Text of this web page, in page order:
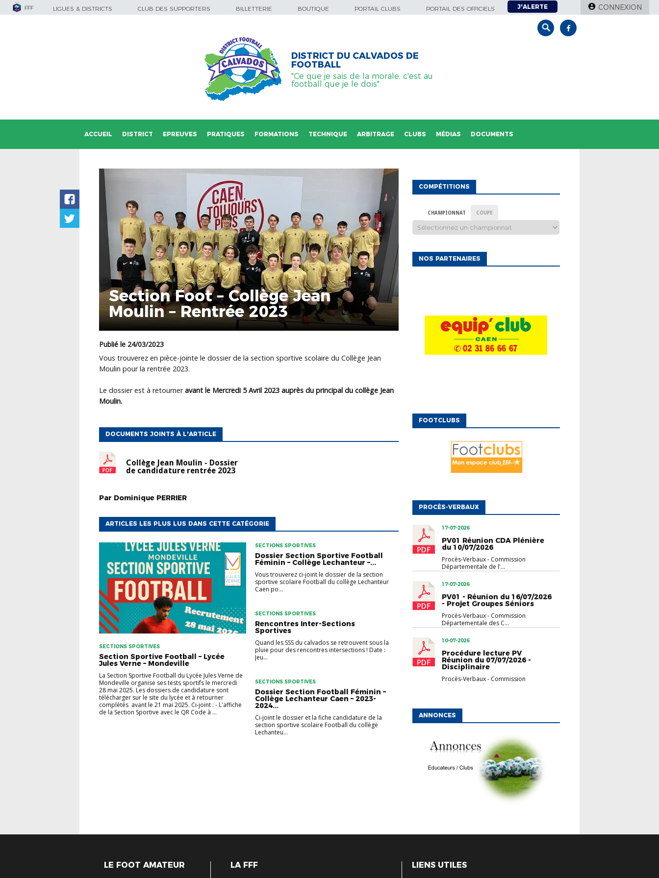
FFF LIGUES & DISTRICTS CLUB DES SUPPORTERS BILLETTERIE BOUTIQUE PORTAIL CLUBS PORTAIL DES OFFICIELS J'ALERTE CONNEXION
DISTRICT DU CALVADOS DE
FOOTBALL
"Ce que je sais de la morale, c'est au
football que je le dois"
ACCUEIL DISTRICT EPREUVES PRATIQUES FORMATIONS TECHNIQUE ARBITRAGE CLUBS MÉDIAS DOCUMENTS
Section Foot – Collège Jean
Moulin – Rentrée 2023
Publié le 24/03/2023
Vous trouverez en pièce-jointe le dossier de la section sportive scolaire du Collège Jean
Moulin pour la rentrée 2023.
Le dossier est à retourneravant le Mercredi 5 Avril 2023 auprès du principal du collège Jean
Moulin.
DOCUMENTS JOINTS À L'ARTICLE
Collège Jean Moulin - Dossier
de candidature rentrée 2023
Par Dominique PERRIER
ARTICLES LES PLUS LUS DANS CETTE CATÉGORIE
SECTIONS SPORTIVES
Section Sportive Football – Lycée
Jules Verne – Mondeville
La Section Sportive Football du Lycée Jules Verne de
Mondeville organise ses tests sportifs le mercredi
28 mai 2025. Les dossiers de candidature sont
télécharger sur le site du lycée et à retourner
complétés avant le 21 mai 2025. Ci-joint : - L'affiche
de la Section Sportive avec le QR Code à ...
SECTIONS SPORTIVES
Dossier Section Sportive Football
Féminin – Collège Lechanteur –...
Vous trouverez ci-joint le dossier de la section
sportive scolaire Football du collège Lechanteur
Caen po...
SECTIONS SPORTIVES
Rencontres Inter-Sections
Sportives
Quand les SSS du calvados se retrouvent sous la
pluie pour des rencontres intersections ! Date :
Jeu...
SECTIONS SPORTIVES
Dossier Section Football Féminin –
Collège Lechanteur Caen – 2023-
2024...
Ci-joint le dossier et la fiche candidature de la
section sportive scolaire Football du collège
Lechanteu...
COMPÉTITIONS
CHAMPIONNAT COUPE
NOS PARTENAIRES
FOOTCLUBS
PROCÈS-VERBAUX
17-07-2026
PV01 Réunion CDA Plénière
du 10/07/2026
Procès-Verbaux- Commission
Départementale de l'...
17-07-2026
PV01 - Réunion du 16/07/2026
- Projet Groupes Séniors
Procès-Verbaux- Commission
Départementale des C...
10-07-2026
Procédure lecture PV
Réunion du 07/07/2026 -
Disciplinaire
Procès-Verbaux- Commission
Départementale d'App...
ANNONCES
LE FOOT AMATEUR
LA FFF LIENS UTILES